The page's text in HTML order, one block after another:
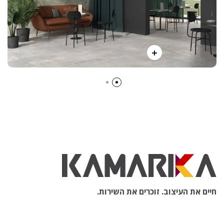
חיים את העיצוב. זוכרים את השירות.